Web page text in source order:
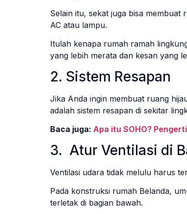
Selain itu, sekat juga bisa
AC atau lampu.
Itulah kenapa rumah ramah
yang lebih merata dan kesan yang
2. Sistem Resapan
Jika Anda ingin membuat ruang
adalah sistem resapan di sekitar
Baca juga: Apa itu SOHO?
3. Atur Ventilasi di
Ventilasi udara tidak melulu harus
Pada konstruksi rumah Belanda,
terletak di bagian bawah.